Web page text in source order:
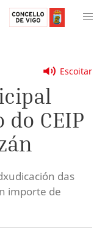
Escoitar
CEIP
das
importe de